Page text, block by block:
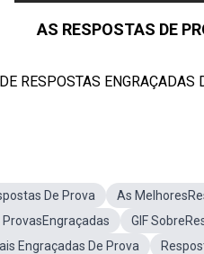
AS RESPOSTAS DE
RESPOSTAS
De Prova As
ProvasEngraçadas
GIF
Engraçadas De Prova